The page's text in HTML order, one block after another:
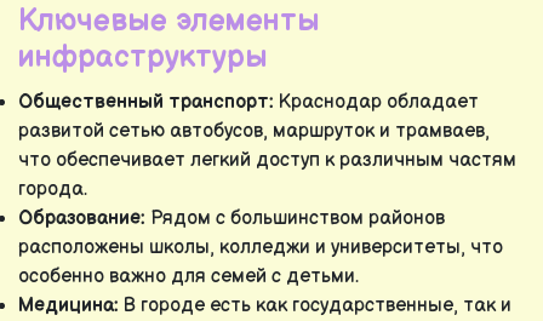
Ключевые элементы
инфраструктуры
Общественный транспорт: Краснодар обладает
развитой сетью автобусов, маршруток и трамваев,
что обеспечивает легкий доступ к различным частям
города.
Образование: Рядом с большинством районов
расположены школы, колледжи и университеты, что
особенно важно для семей с детьми.
Медицина: В городе есть как государственные, так и